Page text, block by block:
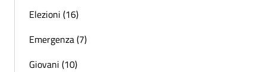
Elezioni (16)
Emergenza (7)
Giovani (10)